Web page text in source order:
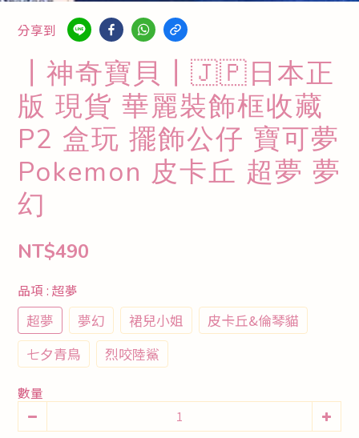
分享到
┃神奇寶貝┃🇯🇵日本正
版 現貨 華麗裝飾框收藏
P2 盒玩 擺飾公仔 寶可夢
Pokemon 皮卡丘 超夢 夢
幻
NT$490
品項 : 超夢
超夢 夢幻 裙兒小姐
皮卡丘&倫琴貓
七夕青鳥
烈咬陸鯊
數量